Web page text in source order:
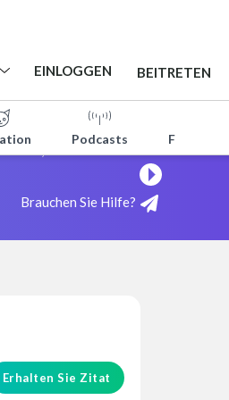
EINLOGGEN BEITRETEN
Podcasts
Brauchen Sie Hilfe?
Erhalten Sie Zitat